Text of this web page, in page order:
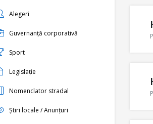
Alegeri
Guvernanță corporativă
Sport
Legislație
Nomenclator stradal
Știri locale / Anunțuri